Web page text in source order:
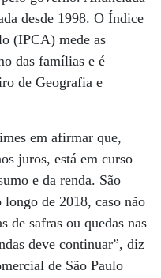
desde 1998. O Índice
(IPCA) mede as
das famílias e é
de Geografia e
em afirmar que,
juros, está em curso
e da renda. São
longo de 2018, caso não
de safras ou quedas nas
deve continuar”, diz
de São Paulo